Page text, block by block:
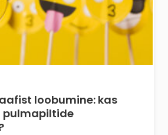
loobumine: kas
pulmapiltide